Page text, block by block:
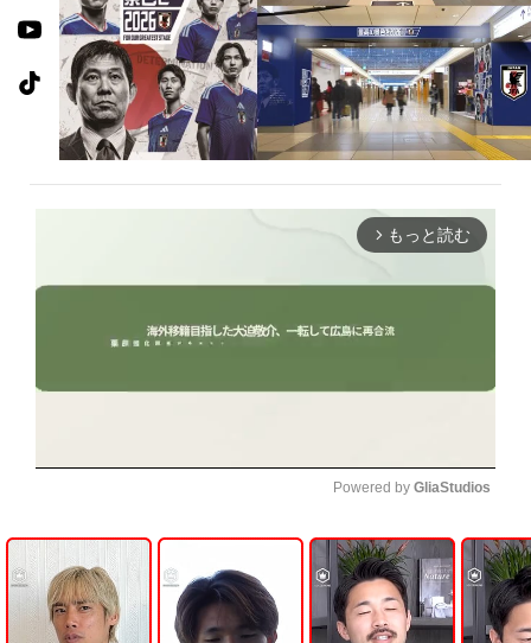
arrow_forward_ios もっと読む
n
m
u
t
Powered by GliaStudios